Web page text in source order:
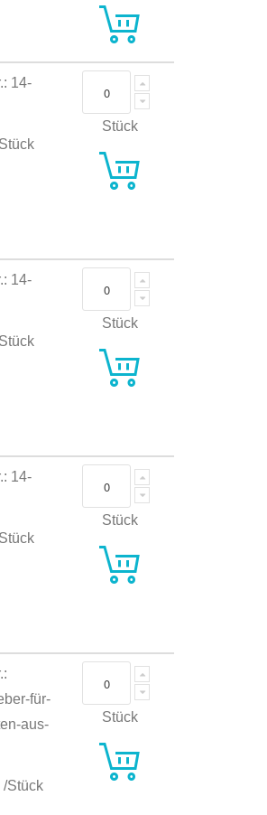
14-
Stück
14-
Stück
14-
Stück
für-
aus-
/Stück
Stück